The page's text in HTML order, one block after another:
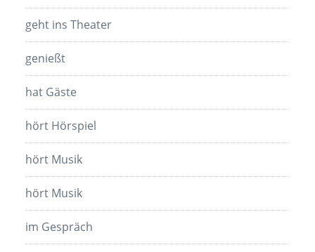
geht ins Theater
genießt
hat Gäste
hört Hörspiel
hört Musik
hört Musik
im Gespräch